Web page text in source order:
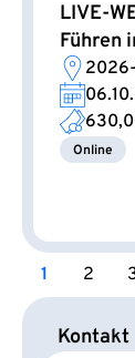
LIVE-
Führen
Online
1 2
Kontakt